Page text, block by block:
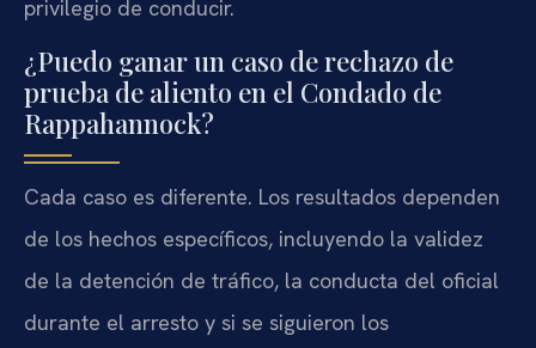
privilegio de conducir.
¿Puedo ganar un caso de rechazo de
prueba de aliento en el Condado de
Rappahannock?
Cada caso es diferente. Los resultados dependen
de los hechos específicos, incluyendo la validez
de la detención de tráfico, la conducta del oficial
durante el arresto y si se siguieron los